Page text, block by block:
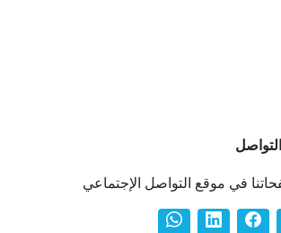
في موقع التواصل الإجتماعي